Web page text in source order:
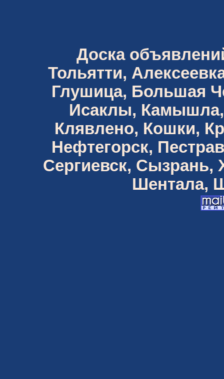
Доска
Тольятти,
Глушица, Большая
Исаклы, Камышла,
Клявлено, Кошки,
Нефтегорск,
Сергиевск,
Шентала,